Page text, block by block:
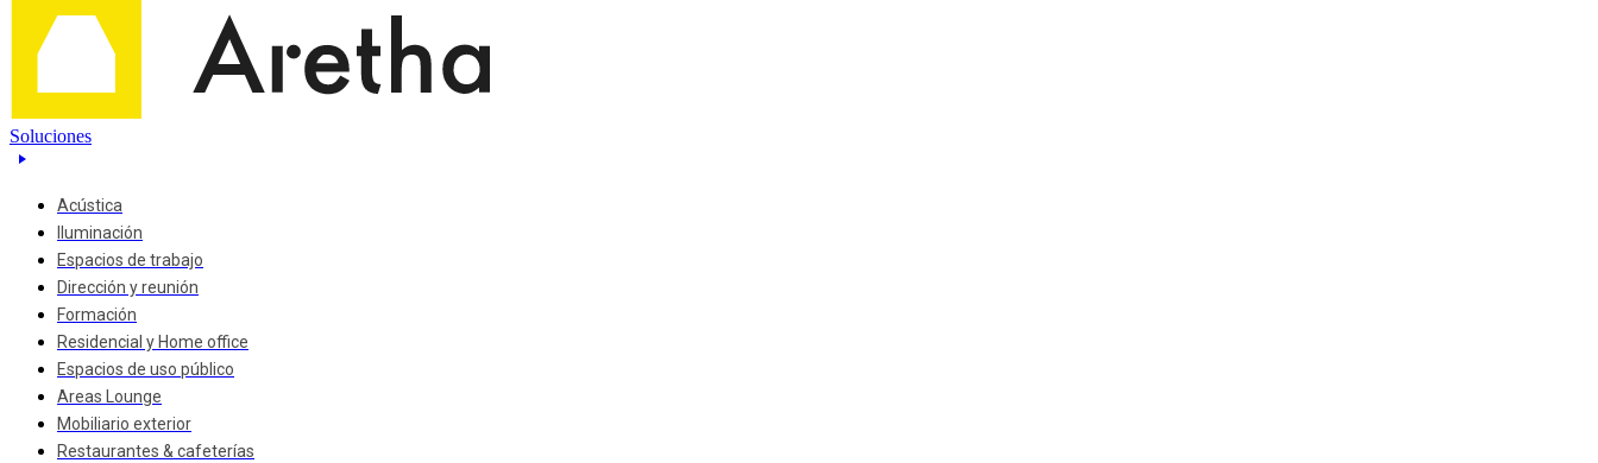
Soluciones
Acústica
Iluminación
Espacios de trabajo
Dirección y reunión
Formación
Residencial y Home office
Espacios de uso público
Areas Lounge
Mobiliario exterior
Restaurantes & cafeterías